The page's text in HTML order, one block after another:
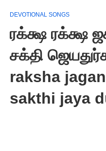
DEVOTIONAL SONGS
ரக்க்ஷ ரக்க்ஷ
சக்தி
raksha
sakthi jaya